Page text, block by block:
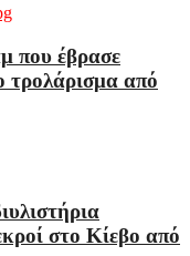
που έβρασε
τρολάρισμα από
στο Κίεβο από